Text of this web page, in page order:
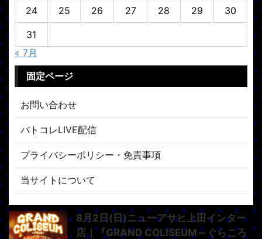
24 25 26 27 28 29 30
31
« 7月
固定ページ
お問い合わせ
バトコレLIVE配信
プライバシーポリシー・免責事項
当サイトについて
8月2日(日)ニューアサヒ上田インター
店｜『GRAND COLISEUM～ぐらころ